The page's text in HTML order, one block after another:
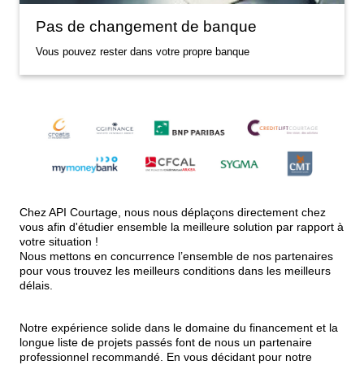
Pas de changement de banque
Vous pouvez rester dans votre propre banque
Chez API Courtage, nous nous déplaçons directement chez
vous afin d'étudier ensemble la meilleure solution par rapport à
votre situation !
Nous mettons en concurrence l’ensemble de nos partenaires
pour vous trouvez les meilleurs conditions dans les meilleurs
délais.
Notre expérience solide dans le domaine du financement et la
longue liste de projets passés font de nous un partenaire
professionnel recommandé. En vous décidant pour notre